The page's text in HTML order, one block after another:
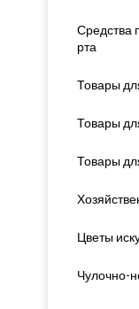
Средства
рта
Товары
Товары
Товары
Цветы
Чулочно-